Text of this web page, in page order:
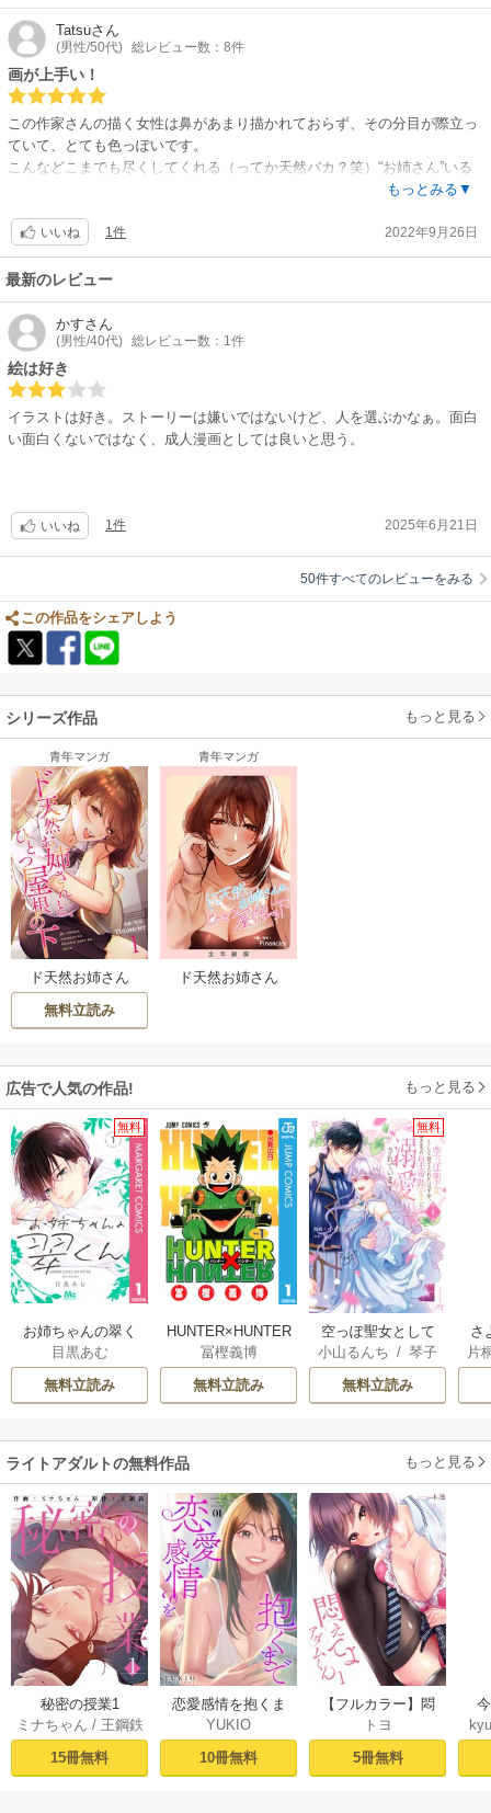
Tatsuさん
(男性/50代) 総レビュー数：8件
画が上手い！
この作家さんの描く女性は鼻があまり描かれておらず、その分目が際立っ
ていて、とても色っぽいです。
こんなどこまでも尽くしてくれる（ってか天然バカ？笑）“お姉さん”いる
もっとみる▼
いいね 1件 2022年9月26日
最新のレビュー
かすさん
(男性/40代) 総レビュー数：1件
絵は好き
イラストは好き。ストーリーは嫌いではないけど、人を選ぶかなぁ。面白
い面白くないではなく、成人漫画としては良いと思う。
いいね 1件 2025年6月21日
50件すべてのレビューをみる
この作品をシェアしよう
シリーズ作品 もっと見る
青年マンガ
ド天然お姉さん
と、ひとつ屋根の
下【電子単行本
無料立読み
青年マンガ
ド天然お姉さん
広告で人気の作品! もっと見る
無料
お姉ちゃんの翠く
ん
目黒あむ
無料立読み
HUNTER×HUNTER
モノクロ版
冨樫義博
無料立読み
無料
空っぽ聖女として
捨てられたはず
が、嫁ぎ先の皇帝
陛下に溺愛されて
小山るんち /琴子
無料立読み
さ
冷
片
ライトアダルトの無料作品 もっと見る
秘密の授業1
ミナちゃん / 王鋼鉄
15冊無料
恋愛感情を抱くま
で 1巻
YUKIO
10冊無料
【フルカラー】悶
えてよ、アダムく
ん（1）
トヨ
5冊無料